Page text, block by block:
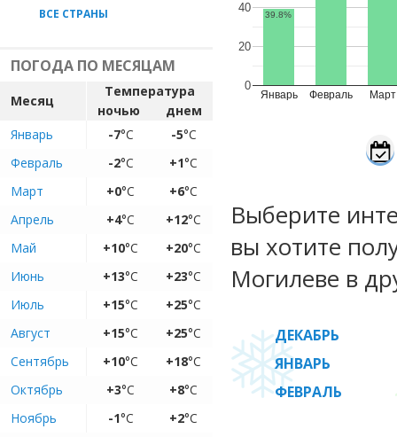
ВСЕ СТРАНЫ
ПОГОДА ПО МЕСЯЦАМ
Месяц
Температура
ночью
днем
Январь
-7°C -5°C
Февраль
-2°C +1°C
Март
+0°C +6°C
Апрель
+4°C +12°C
Май
+10°C +20°C
Июнь
+13°C +23°C
Июль
+15°C +25°C
Август
+15°C +25°C
Сентябрь
+10°C +18°C
Октябрь
+3°C +8°C
Ноябрь
-1°C +2°C
Январь Февраль Март
0
20
40
39.8%
Выберите
вы хотите
Могилеве в
ДЕКАБРЬ
ЯНВАРЬ
ФЕВРАЛЬ